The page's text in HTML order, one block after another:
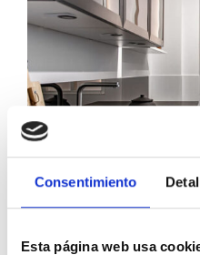
Consentimiento
Esta página web usa
Cocinas a